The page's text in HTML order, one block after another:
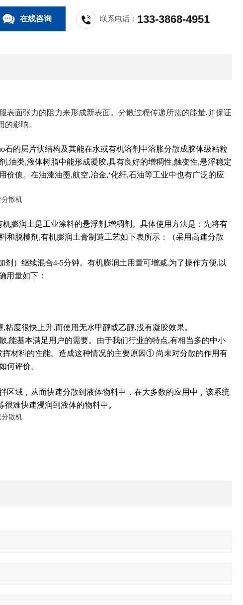
在线咨询 联系电话： 133-3868-4951
表面张力的阻力来形成新表面。分散过程传递所需的能量,并保证
影响。
的层片状结构及其能在水或有机溶剂中溶胀分散成胶体级粘粒
油类,液体树脂中能形成凝胶,具有良好的增稠性,触变性,悬浮稳定
值。在油漆油墨,航空,冶金,‘化纤,石油等工业中也有广泛的应
膨润土是工业涂料的悬浮剂,增稠剂。具体使用方法是：先将有
和脱模剂,有机膨润土膏制造工艺如下表所示：（采用高速分散
）继续混合4-5分钟。有机膨润土用量可增减,为了操作方便,以
用量如下：
度很快上升,而使用无水甲醇或乙醇,没有凝胶效果。
,能基本满足用户的需要。由于我们行业的特点,有相当多的中小
材料的性能。造成这种情况的主要原因① 尚未对分散的作用有
何评价。
区域，从而快速分散到液体物料中，在大多数的应用中，该系统
难快速浸润到液体的物料中。